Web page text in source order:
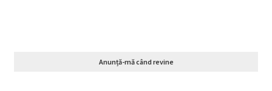
Anunță-mă când revine